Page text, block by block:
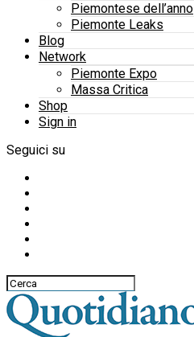
Piemontese dell’anno
Piemonte Leaks
Blog
Network
Piemonte Expo
Massa Critica
Shop
Sign in
Seguici su